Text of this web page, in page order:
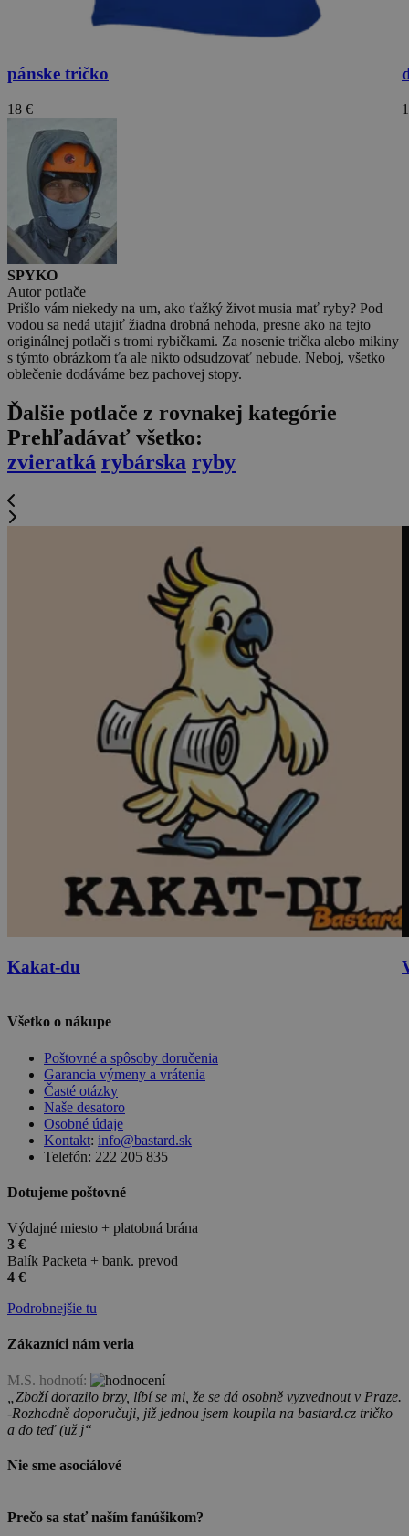
pánske tričko
18 €
SPYKO
Autor potlače
Prišlo vám niekedy na um, ako ťažký život musia mať ryby? Pod
vodou sa nedá utajiť žiadna drobná nehoda, presne ako na tejto
originálnej potlači s tromi rybičkami. Za nosenie trička alebo mikiny
s týmto obrázkom ťa ale nikto odsudzovať nebude. Neboj, všetko
oblečenie dodáváme bez pachovej stopy.
Ďalšie potlače z rovnakej kategórie
Prehľadávať všetko:
zvieratká rybárska ryby
Kakat-du
Všetko o nákupe
Poštovné a spôsoby doručenia
Garancia výmeny a vrátenia
Časté otázky
Naše desatoro
Osobné údaje
Kontakt: info@bastard.sk
Telefón: 222 205 835
Dotujeme poštovné
Výdajné miesto + platobná brána
3 €
Balík Packeta + bank. prevod
4 €
Podrobnejšie tu
Zákazníci nám veria
M.S. hodnotí:
„Zboží dorazilo brzy, líbí se mi, že se dá osobně vyzvednout v Praze.
-Rozhodně doporučuji, již jednou jsem koupila na bastard.cz tričko
a do teď (už j“
Nie sme asociálové
Prečo sa stať naším fanúšikom?